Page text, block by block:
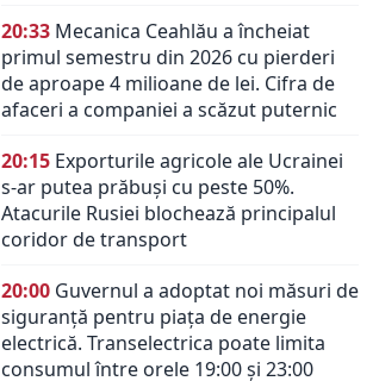
20:33 Mecanica Ceahlău a încheiat
primul semestru din 2026 cu pierderi
de aproape 4 milioane de lei. Cifra de
afaceri a companiei a scăzut puternic
20:15 Exporturile agricole ale Ucrainei
s-ar putea prăbuși cu peste 50%.
Atacurile Rusiei blochează principalul
coridor de transport
20:00 Guvernul a adoptat noi măsuri de
siguranță pentru piața de energie
electrică. Transelectrica poate limita
consumul între orele 19:00 și 23:00